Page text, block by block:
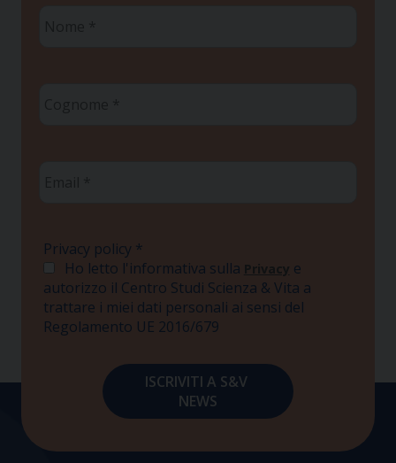
Privacy policy *
Ho letto l'informativa sulla Privacy e
autorizzo il Centro Studi Scienza & Vita a
trattare i miei dati personali ai sensi del
Regolamento UE 2016/679